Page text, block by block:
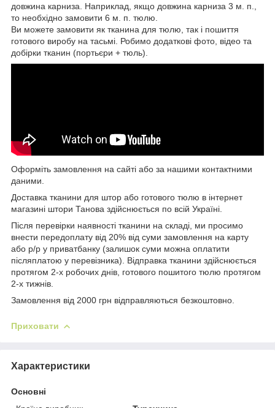
довжина карниза. Наприклад, якщо довжина карниза 3 м. п.,
то необхідно замовити 6 м. п. тюлю.
Ви можете замовити як тканина для тюлю, так і пошиття
готового виробу на тасьмі. Робимо додаткові фото, відео та
добірки тканин (портьєри + тюль).
Оформіть замовлення на сайті або за нашими контактними
даними.
Доставка тканини для штор або готового тюлю в інтернет
магазині штори Танова здійснюється по всій Україні.
Після перевірки наявності тканини на складі, ми просимо
внести передоплату від 20% від суми замовлення на карту
або р/р у приватбанку (залишок суми можна оплатити
післяплатою у перевізника). Відправка тканини здійснюється
протягом 2-х робочих днів, готового пошитого тюлю протягом
2-х тижнів.
Замовлення від 2000 грн відправляються безкоштовно.
Приховати
Характеристики
Основні